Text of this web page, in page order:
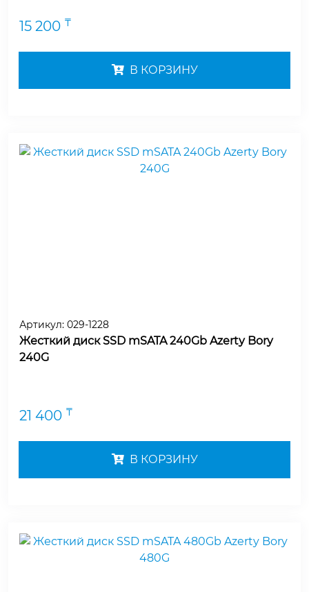
15 200 ₸
В КОРЗИНУ
Артикул: 029-1228
Жесткий диск SSD mSATA 240Gb Azerty Bory
240G
21 400 ₸
В КОРЗИНУ